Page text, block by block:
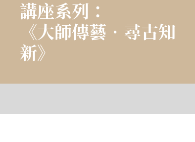
講座系列：
《大師傳藝‧尋古知
新》